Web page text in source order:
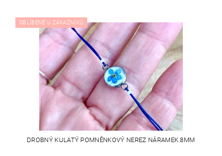
OBLÍBENÉ U ZÁKAZNÍKŮ
DROBNÝ KULATÝ POMNĚNKOVÝ NEREZ NÁRAMEK 8MM